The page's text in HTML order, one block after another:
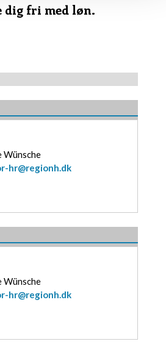
dig fri med løn​.
Wünsche
hr@regionh.dk
Wünsche
hr@regionh.dk